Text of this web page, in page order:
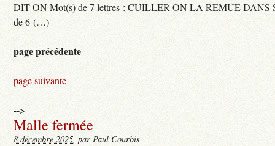
DIT-ON Mot(s) de 7 lettres : CUILLER ON LA REMUE DANS
de 6 (…)
page précédente
page suivante
-->
Malle fermée
8 décembre 2025, par Paul Courbis